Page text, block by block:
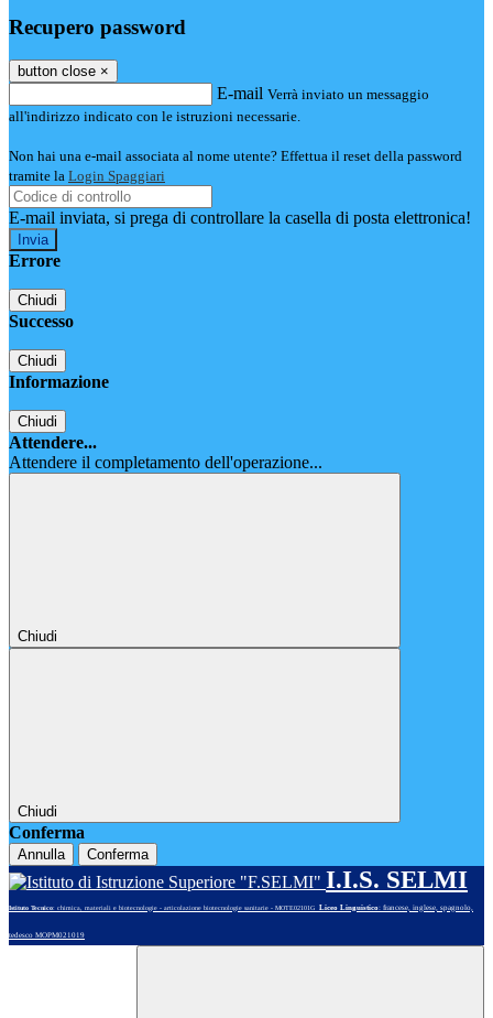
Recupero password
button close ×
E-mail Verrà inviato un messaggio
all'indirizzo indicato con le istruzioni necessarie.
Non hai una e-mail associata al nome utente? Effettua il reset della password
tramite la Login Spaggiari
E-mail inviata, si prega di controllare la casella di posta elettronica!
Errore
Chiudi
Successo
Chiudi
Informazione
Chiudi
Attendere...
Attendere il completamento dell'operazione...
Chiudi
Chiudi
Conferma
Annulla Conferma
I.I.S. SELMI
Istituto Tecnico: chimica, materiali e biotecnologie - articolazione biotecnologie sanitarie - MOTE02101G Liceo Linguistico: francese, inglese, spagnolo,
tedesco MOPM021019